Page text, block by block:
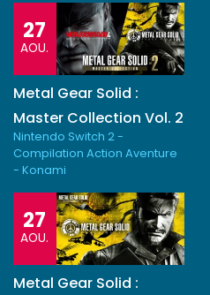
27
AOU.
Metal Gear Solid :
Master Collection Vol. 2
Nintendo Switch 2 -
Compilation Action Aventure
- Konami
27
AOU.
Metal Gear Solid :